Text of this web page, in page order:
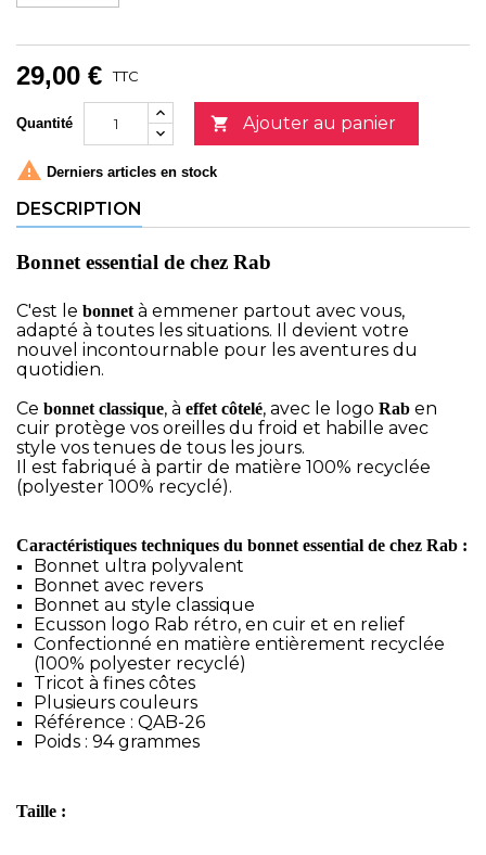
29,00 € TTC
Quantité  Ajouter au panier
 Derniers articles en stock
DESCRIPTION
Bonnet essential de chez Rab
C'est le bonnetà emmener partout avec vous,
adapté à toutes les situations. Il devient votre
nouvel incontournable pour les aventures du
quotidien.
Ce bonnet classique, à effet côtelé, avec le logo Rab en
cuir protège vos oreilles du froid et habille avec
style vos tenues de tous les jours.
Il est fabriqué à partir de matière 100% recyclée
(polyester 100% recyclé).
Caractéristiques techniques du bonnet essential de chez Rab :
Bonnet ultra polyvalent
Bonnet avec revers
Bonnet au style classique
Ecusson logo Rab rétro, en cuir et en relief
Confectionné en matière entièrement recyclée
(100% polyester recyclé)
Tricot à fines côtes
Plusieurs couleurs
Référence : QAB-26
Poids : 94 grammes
Taille :